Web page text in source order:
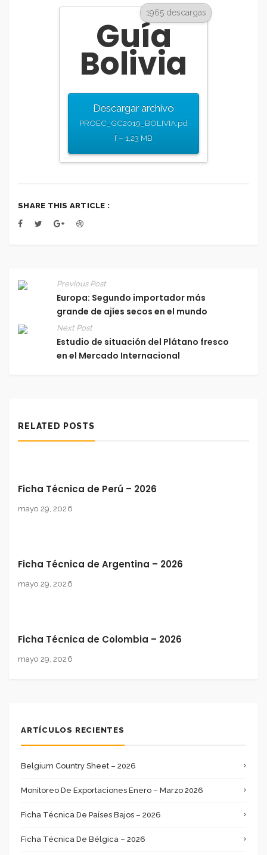
1965 descargas
Guía
Bolivia
Descargar archivo
PROEC_GC2019_BOLIVIA.pd
f – 1,23 MB
SHARE THIS ARTICLE :
Previous Post
Europa: Segundo importador más
grande de ajíes secos en el mundo
Next Post
Estudio de situación del Plátano fresco
en el Mercado Internacional
RELATED POSTS
Ficha Técnica de Perú – 2026
mayo 29, 2026
Ficha Técnica de Argentina – 2026
mayo 29, 2026
Ficha Técnica de Colombia – 2026
mayo 29, 2026
ARTÍCULOS RECIENTES
Belgium Country Sheet – 2026
Monitoreo De Exportaciones Enero – Marzo 2026
Ficha Técnica De Países Bajos – 2026
Ficha Técnica De Bélgica – 2026